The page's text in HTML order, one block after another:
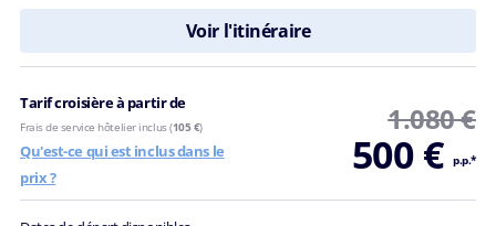
Voir l'itinéraire
Tarif croisière à partir de 1.080 €
500 € p.p.*
Frais de service hôtelier inclus (105 €)
Qu'est-ce qui est inclus dans le
prix ?
par un
Choisissez
le